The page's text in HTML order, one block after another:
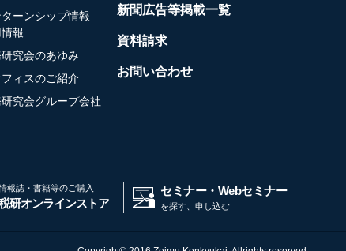
ーンシップ情報
報
究会のあゆみ
ィスのご紹介
究会グループ会社
新聞広告等掲載一覧
資料請求
お問い合わせ
報誌・書籍等のご購入
研オンラインストア
セミナー・Webセミナー
を探す、申し込む